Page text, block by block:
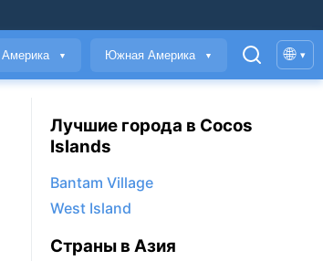
▼ Южная Америка ▼ 🌐 ▾
Лучшие города в Cocos
Islands
Bantam Village
West Island
Страны в Азия